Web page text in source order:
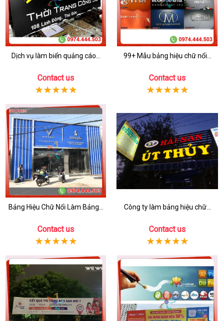
Dịch vụ làm biển quảng cáo...
Contact us
99+ Mẫu bảng hiệu chữ nổi...
Contact us
Bảng Hiệu Chữ Nổi Làm Bảng...
Contact us
Công ty làm bảng hiệu chữ...
Contact us